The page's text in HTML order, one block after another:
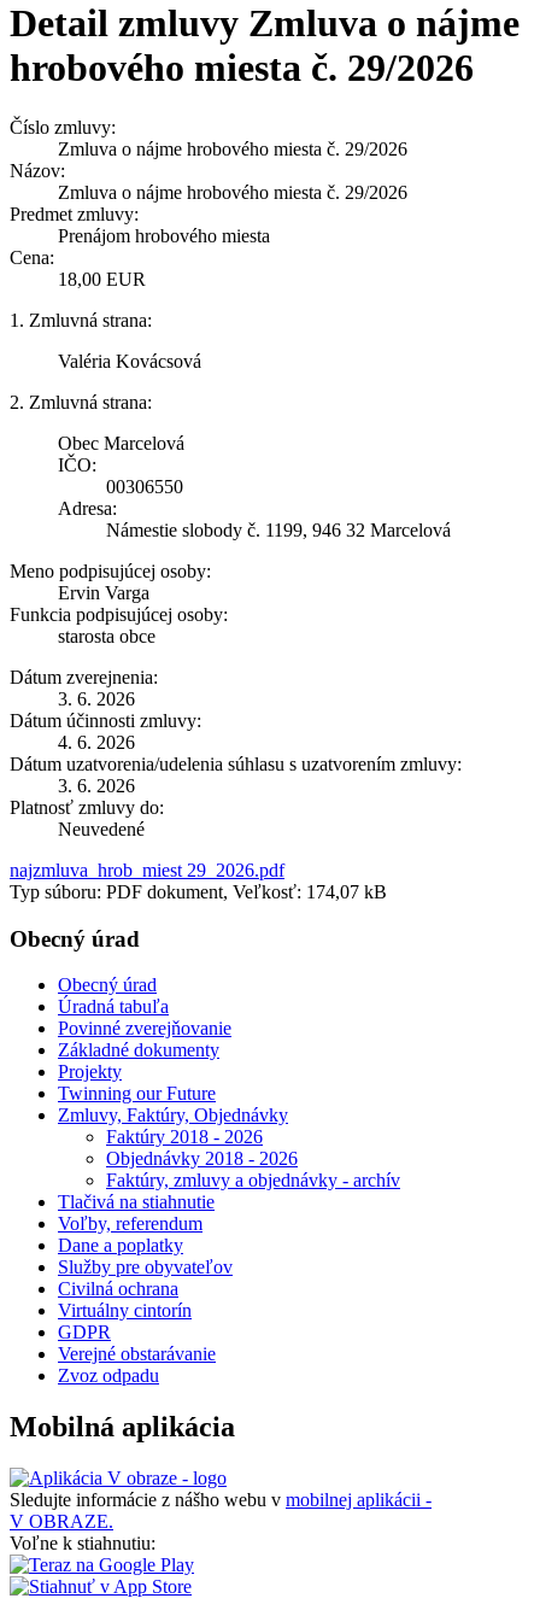
Detail zmluvy Zmluva o nájme
hrobového miesta č. 29/2026
Číslo zmluvy:
Zmluva o nájme hrobového miesta č. 29/2026
Názov:
Zmluva o nájme hrobového miesta č. 29/2026
Predmet zmluvy:
Prenájom hrobového miesta
Cena:
18,00 EUR
1. Zmluvná strana:
Valéria Kovácsová
2. Zmluvná strana:
Obec Marcelová
IČO:
00306550
Adresa:
Námestie slobody č. 1199, 946 32 Marcelová
Meno podpisujúcej osoby:
Ervin Varga
Funkcia podpisujúcej osoby:
starosta obce
Dátum zverejnenia:
3. 6. 2026
Dátum účinnosti zmluvy:
4. 6. 2026
Dátum uzatvorenia/udelenia súhlasu s uzatvorením zmluvy:
3. 6. 2026
Platnosť zmluvy do:
Neuvedené
najzmluva_hrob_miest 29_2026.pdf
Typ súboru: PDF dokument, Veľkosť: 174,07 kB
Obecný úrad
Obecný úrad
Úradná tabuľa
Povinné zverejňovanie
Základné dokumenty
Projekty
Twinning our Future
Zmluvy, Faktúry, Objednávky
Faktúry 2018 - 2026
Objednávky 2018 - 2026
Faktúry, zmluvy a objednávky - archív
Tlačivá na stiahnutie
Voľby, referendum
Dane a poplatky
Služby pre obyvateľov
Civilná ochrana
Virtuálny cintorín
GDPR
Verejné obstarávanie
Zvoz odpadu
Mobilná aplikácia
Sledujte informácie z nášho webu v mobilnej aplikácii -
V OBRAZE.
Voľne k stiahnutiu: